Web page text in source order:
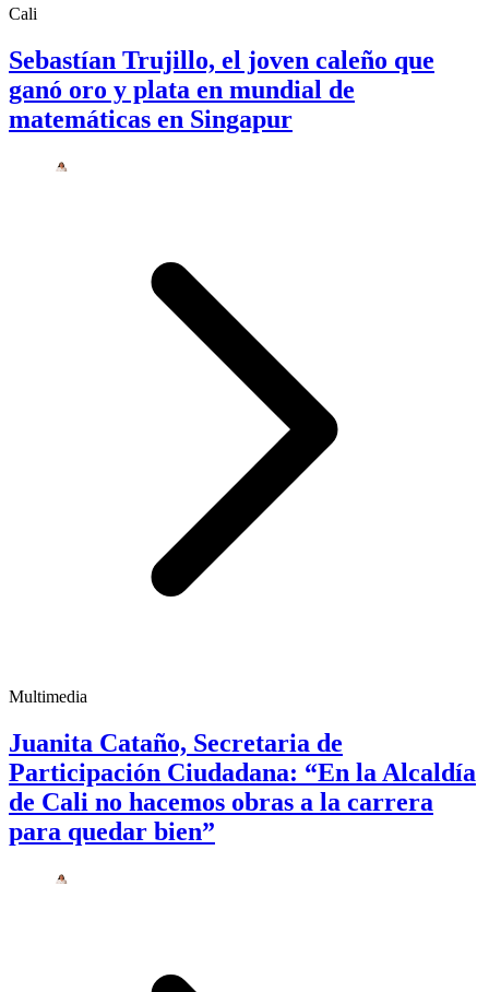
Cali
Sebastían Trujillo, el joven caleño que
ganó oro y plata en mundial de
matemáticas en Singapur
Multimedia
Juanita Cataño, Secretaria de
Participación Ciudadana: “En la Alcaldía
de Cali no hacemos obras a la carrera
para quedar bien”